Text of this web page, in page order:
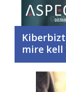
mire kell